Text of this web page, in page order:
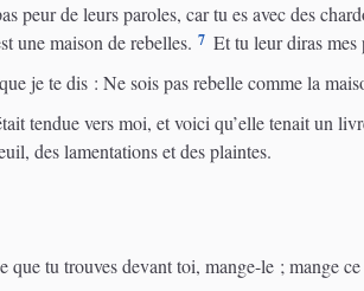
peur de leurs paroles, car tu es avec des
une maison de rebelles. 7 Et tu leur diras mes
je te dis : Ne sois pas rebelle comme la
tendue vers moi, et voici qu’elle tenait un
des lamentations et des plaintes.
tu trouves devant toi, mange-le ; mange